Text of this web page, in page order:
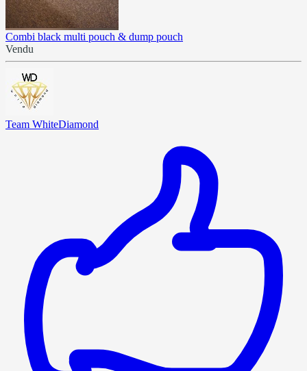
Combi black multi pouch & dump pouch
Vendu
Team WhiteDiamond